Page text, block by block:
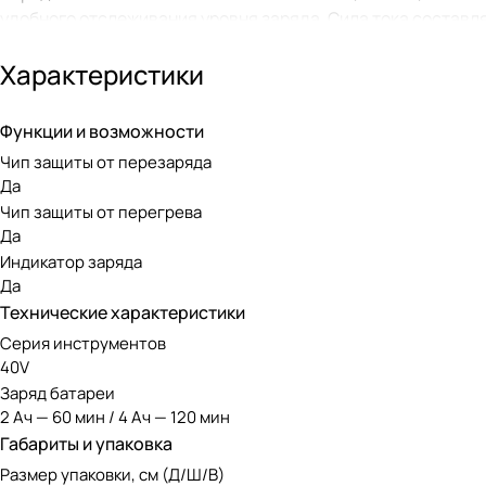
удобного отслеживания уровня заряда. Сила тока
Чип защиты от перезаряда и перегрева автоматические
Время зарядки аккумуляторов:
Для батареи 4 Ач = 130 минут.
Внимание: Зарядное устройство (ЗУ)
Аккумуляторная линейка
Зарядное устройство предназначено для аккумуляторов
Характеристики
Функции и возможности
Чип защиты от перезаряда
Да
Чип защиты от перегрева
Да
Индикатор заряда
Да
Технические характеристики
Серия инструментов
40V
Заряд батареи
2 Ач — 60 мин / 4 Ач — 120 мин
Габариты и упаковка
Размер упаковки, см (Д/Ш/В)